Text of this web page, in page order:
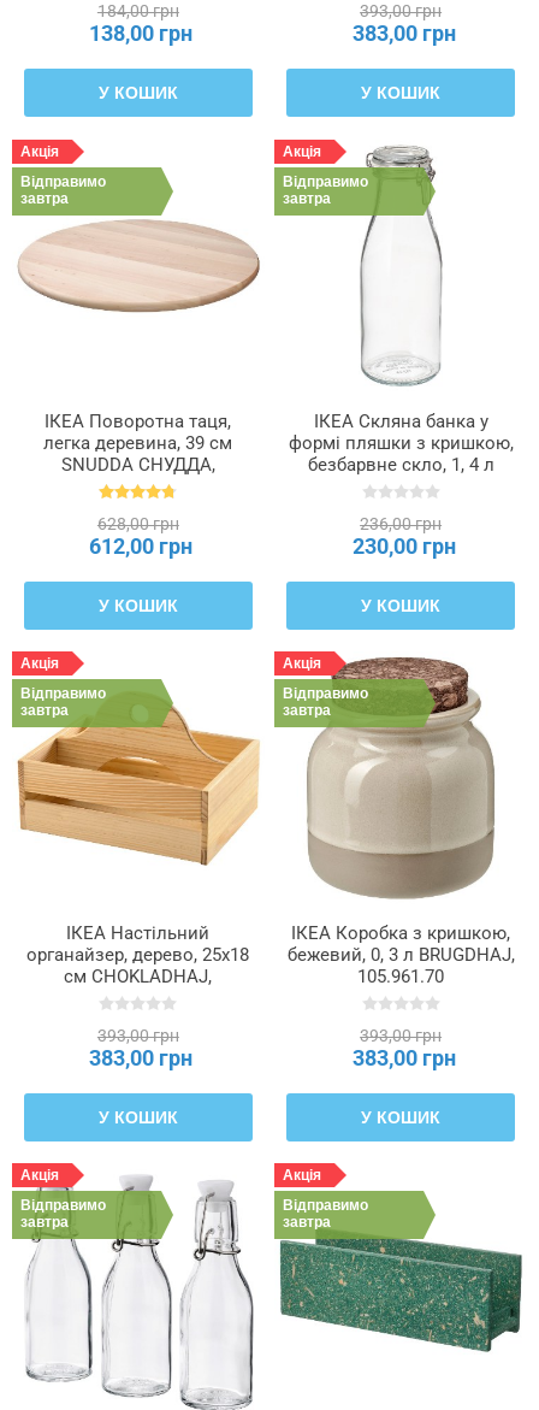
184,00 грн
138,00 грн
У КОШИК
393,00 грн
383,00 грн
У КОШИК
Акція
Відправимо
завтра
ІКЕА Поворотна таця,
легка деревина, 39 см
SNUDDA СНУДДА,
900.744.83
628,00 грн
612,00 грн
У КОШИК
Акція
Відправимо
завтра
ІКЕА Скляна банка у
формі пляшки з кришкою,
безбарвне скло, 1, 4 л
KORKEN КОРКЕН,
236,00 грн
230,00 грн
У КОШИК
Акція
Відправимо
завтра
ІКЕА Настільний
органайзер, дерево, 25x18
см CHOKLADHAJ,
206.054.90
393,00 грн
383,00 грн
У КОШИК
Акція
Відправимо
завтра
ІКЕА Коробка з кришкою,
бежевий, 0, 3 л BRUGDHAJ,
105.961.70
393,00 грн
383,00 грн
У КОШИК
Акція
Відправимо
завтра
Акція
Відправимо
завтра